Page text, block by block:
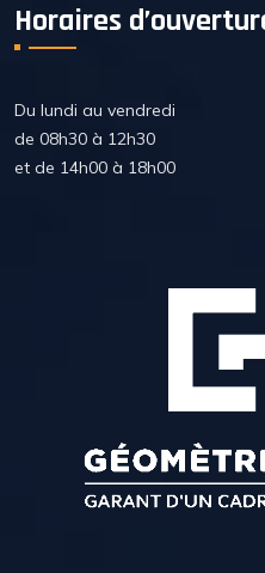
Horaires
Du lundi au vendredi
de 08h30 à 12h30
et de 14h00 à 18h00